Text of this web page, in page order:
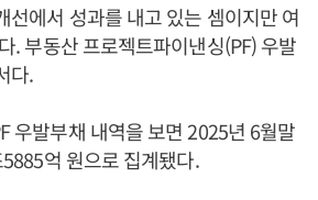
선에서 성과를 내고 있는 셈이지만 여
. 부동산 프로젝트파이낸싱(PF) 우발
다.
우발부채 내역을 보면 2025년 6월말
억 원으로 집계됐다.